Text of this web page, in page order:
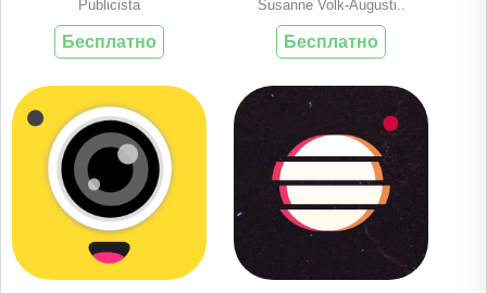
Publicista
Бесплатно
Susanne Volk-Augusti..
Бесплатно